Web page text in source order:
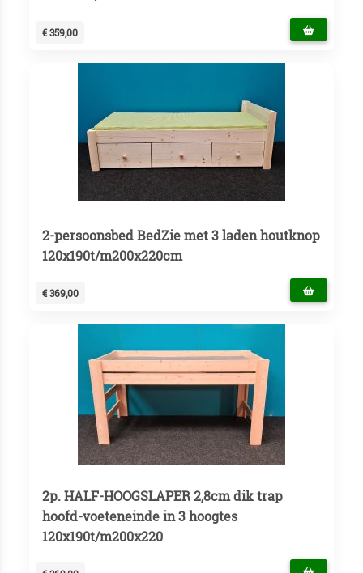
€ 359,00
2-persoonsbed BedZie met 3 laden houtknop
120x190t/m200x220cm
€ 369,00
2p. HALF-HOOGSLAPER 2,8cm dik trap
hoofd-voeteneinde in 3 hoogtes
120x190t/m200x220